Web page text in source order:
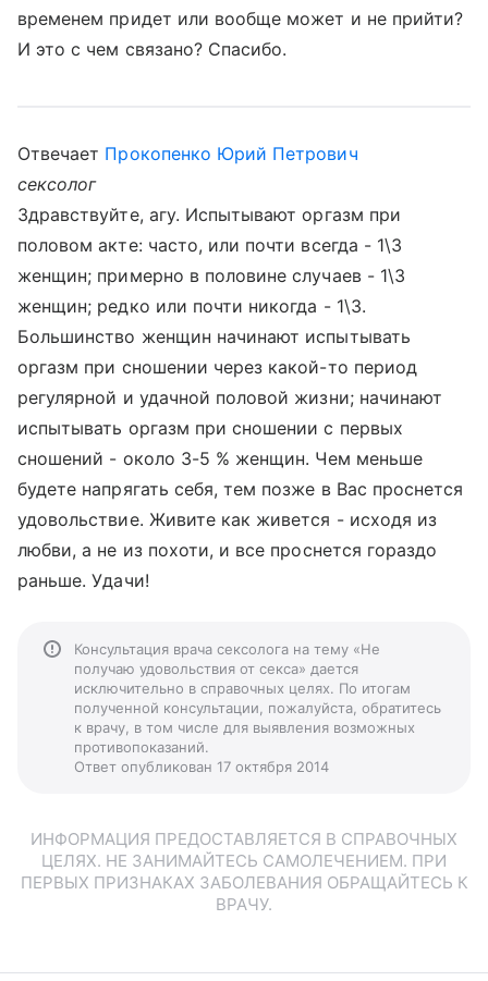
временем придет или вообще может и не прийти?
И это с чем связано? Спасибо.
Отвечает Прокопенко Юрий Петрович
сексолог
Здравствуйте, агу. Испытывают оргазм при
половом акте: часто, или почти всегда - 1\3
женщин; примерно в половине случаев - 1\3
женщин; редко или почти никогда - 1\3.
Большинство женщин начинают испытывать
оргазм при сношении через какой-то период
регулярной и удачной половой жизни; начинают
испытывать оргазм при сношении с первых
сношений - около 3-5 % женщин. Чем меньше
будете напрягать себя, тем позже в Вас проснется
удовольствие. Живите как живется - исходя из
любви, а не из похоти, и все проснется гораздо
раньше. Удачи!
Консультация врача сексолога на тему «Не
получаю удовольствия от секса» дается
исключительно в справочных целях. По итогам
полученной консультации, пожалуйста, обратитесь
к врачу, в том числе для выявления возможных
противопоказаний.
Ответ опубликован 17 октября 2014
ИНФОРМАЦИЯ ПРЕДОСТАВЛЯЕТСЯ В СПРАВОЧНЫХ
ЦЕЛЯХ. НЕ ЗАНИМАЙТЕСЬ САМОЛЕЧЕНИЕМ. ПРИ
ПЕРВЫХ ПРИЗНАКАХ ЗАБОЛЕВАНИЯ ОБРАЩАЙТЕСЬ К
ВРАЧУ.